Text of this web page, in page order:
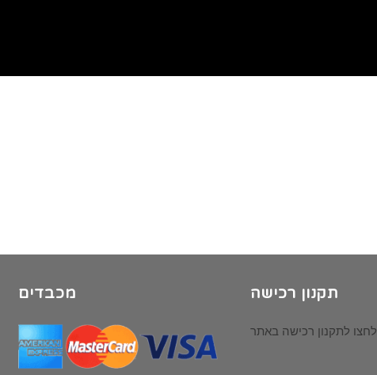
מכבדים תקנון רכישה
לחצו לתקנון רכישה באתר